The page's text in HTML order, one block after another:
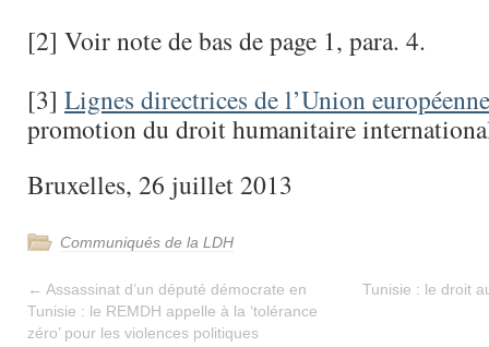
[2] Voir note de bas de page 1, para. 4.
[3] Lignes directrices de l’Union européenne
promotion du droit humanitaire
Bruxelles, 26 juillet 2013
Communiqués de la LDH
← Assassinat d’un député démocrate en
Tunisie : le REMDH appelle à la ‘tolérance
zéro’ pour les violences politiques
Tunisie : le droit